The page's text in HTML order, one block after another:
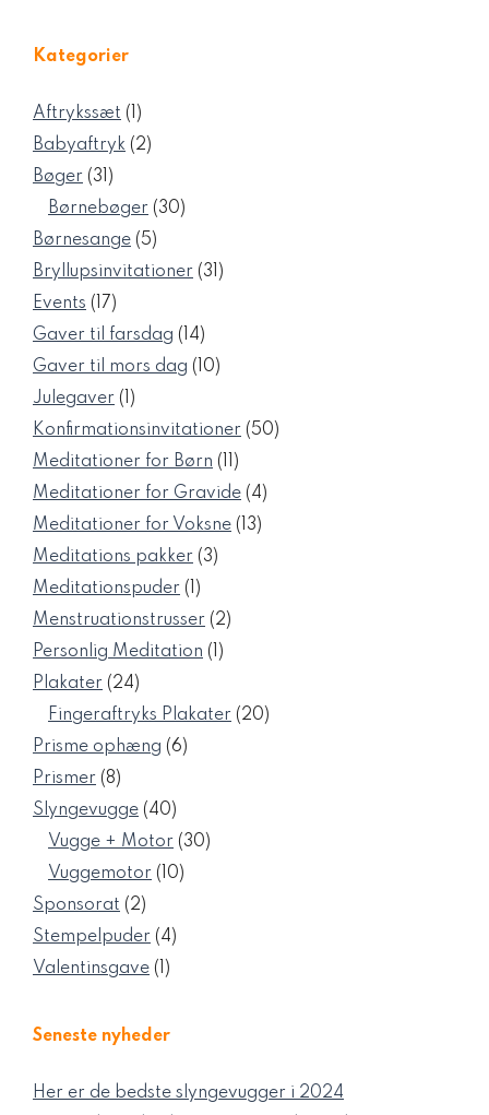
Kategorier
Aftrykssæt
1
vare
Babyaftryk 22
Bøger 31 31
Børnebøger 3030
Børnesange 55
varer
Bryllupsinvitationer 31 31
Events 1717
varer
Gaver til farsdag 1414
varer
Gaver til mors dag 1010
Julegaver
1
vare
Konfirmationsinvitationer 5050
Meditationer for Børn
11
varer
Meditationer for Gravide 44
Meditationer for Voksne 1313
Meditations pakker 33
Meditationspuder
1
vare
Menstruationstrusser 22
Personlig Meditation
1
Plakater 2424
varer
Fingeraftryks Plakater 2020
Prisme ophæng 66
Prismer 88
varer
Slyngevugge 4040
varer
Vugge + Motor 3030
Vuggemotor 1010
Sponsorat 22
varer
Stempelpuder 44
Valentinsgave
1
Seneste nyheder
Her er de bedste slyngevugger i 2024